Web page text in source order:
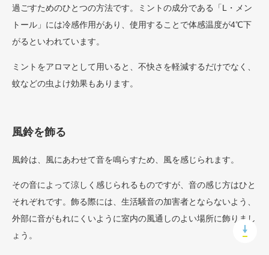
過ごすためのひとつの方法です。ミントの成分である「L・メン
トール」には冷感作用があり、使用することで体感温度が4℃下
がるといわれています。
ミントをアロマとして用いると、不快さを軽減するだけでなく、
蚊などの虫よけ効果もあります。
風鈴を飾る
風鈴は、風にあわせて音を鳴らすため、風を感じられます。
その音によって涼しく感じられるものですが、音の感じ方はひと
それぞれです。飾る際には、生活騒音の加害者とならないよう、
外部に音がもれにくいように室内の風通しのよい場所に飾りまし
ょう。